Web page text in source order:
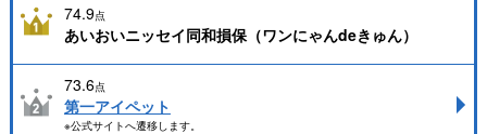
74.9点
あいおいニッセイ同和損保（ワンにゃんdeきゅん）
73.6点
第一アイペット
※公式サイトへ遷移します。